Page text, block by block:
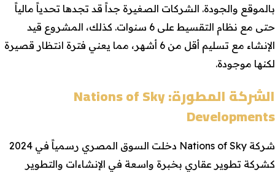
بالموقع والجودة. الشركات الصغيرة جداً قد تجدها تحدياً مالياً
حتى مع نظام التقسيط على 6 سنوات. كذلك، المشروع قيد
الإنشاء مع تسليم أقل من 6 أشهر، مما يعني فترة انتظار قصيرة
لكنها موجودة.
الشركة المطورة : Nations of Sky
Developments
شركة Nations of Sky دخلت السوق المصري رسمياً في 2024
كشركة تطوير عقاري بخبرة واسعة في الإنشاءات والتطوير